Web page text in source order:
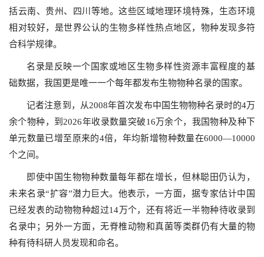
括云南、贵州、四川等地。这些区域地理环境特殊，生态环境
相对较好，是世界公认的生物多样性热点地区，物种发现多符
合科学规律。
名录是反映一个国家或地区生物多样性资源丰富程度的基
础数据，我国更是唯一一个每年都发布生物物种名录的国家。
记者注意到，从2008年首次发布中国生物物种名录时的4万
余个物种，到2026年收录数量突破16万余个，我国物种及种下
单元数量已增至原来的4倍，年均新增物种数量在6000—10000
个之间。
即使中国生物物种数量每年都在增长，但林聪田仍认为，
未来名录“扩容”潜力巨大。他表示，一方面，据专家估计中国
已经发表的动物物种超过14万个，还有将近一半物种待收录到
名录中；另外一方面，无脊椎动物和真菌等类群仍有大量的物
种有待科研人员发现和命名。